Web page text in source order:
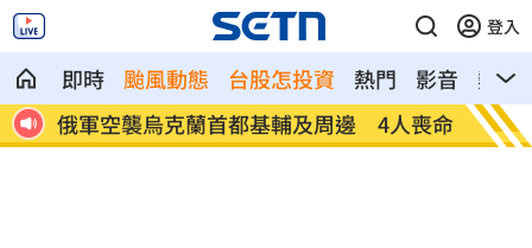
登入
即時 颱風動態 台股怎投資 熱門 影音
熱搜
命 費仔確定成自由球員 下一步動向引人關
注
米蘭
動